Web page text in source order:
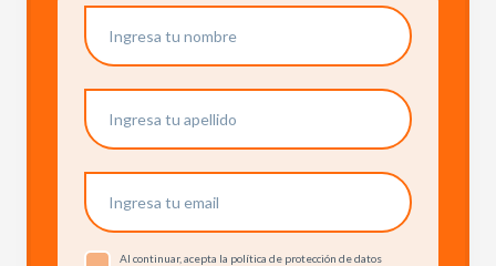
Al continuar, acepta la política de protección de datos